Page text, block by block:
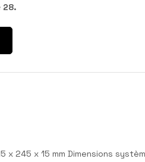
28.
x 245 x 15 mm Dimensions